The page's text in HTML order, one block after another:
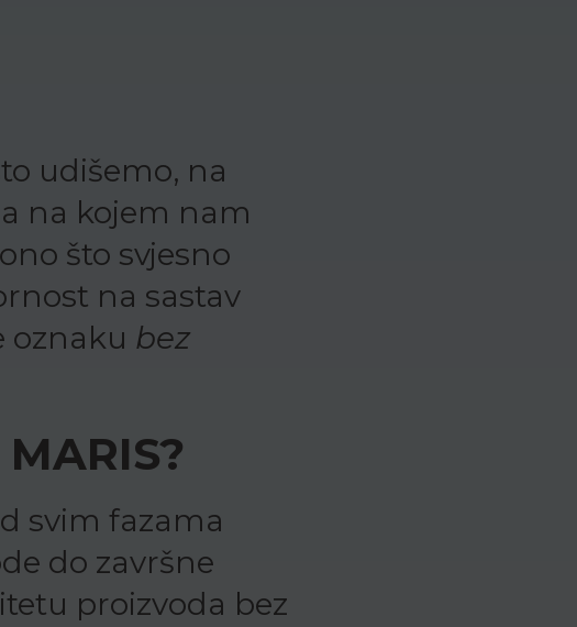
udišemo, na
na kojem nam
što svjesno
na sastav
oznaku bez
svim fazama
do završne
proizvoda bez